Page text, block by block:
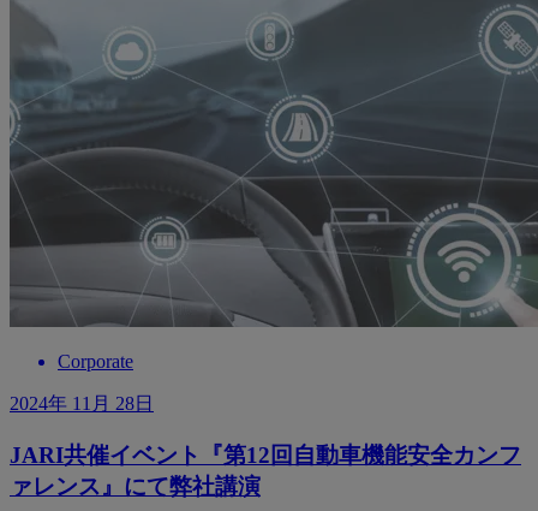
Corporate
2024年 11月 28日
JARI共催イベント『第12回自動車機能安全カンフ
ァレンス』にて弊社講演